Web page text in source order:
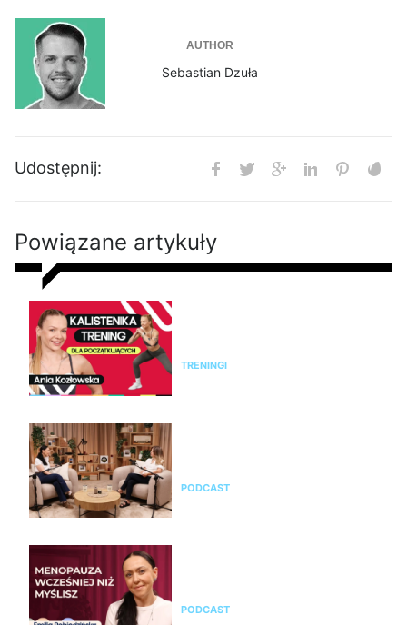
Sebastian Dzuła
AUTHOR
Udostępnij:
Powiązane artykuły
TRENINGI
PODCAST
PODCAST